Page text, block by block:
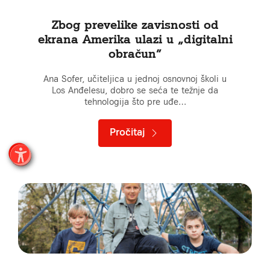
Zbog prevelike zavisnosti od
ekrana Amerika ulazi u „digitalni
obračun”
Ana Sofer, učiteljica u jednoj osnovnoj školi u
Los Anđelesu, dobro se seća te težnje da
tehnologija što pre uđe…
Pročitaj